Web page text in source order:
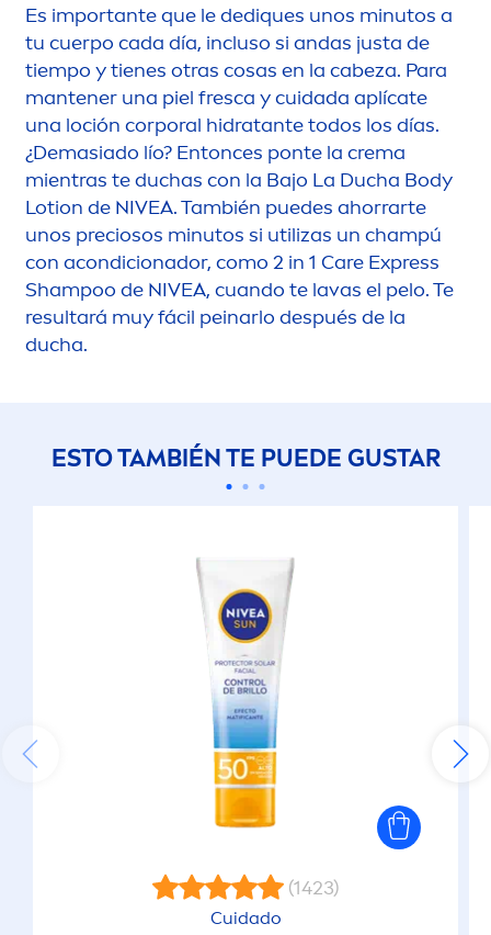
Es importante que le dediques unos minutos a
tu cuerpo cada día, incluso si andas justa de
tiempo y tienes otras cosas en la cabeza. Para
mantener una piel fresca y cuidada aplícate
una loción corporal hidratante todos los días.
¿Demasiado lío? Entonces ponte la crema
mientras te duchas con la Bajo La Ducha Body
Lotion de NIVEA. También puedes ahorrarte
unos preciosos minutos si utilizas un champú
con acondicionador, como 2 in 1 Care Express
Shampoo de NIVEA, cuando te lavas el pelo. Te
resultará muy fácil peinarlo después de la
ducha.
ESTO TAMBIÉN TE PUEDE GUSTAR
(1423)
Cuidado